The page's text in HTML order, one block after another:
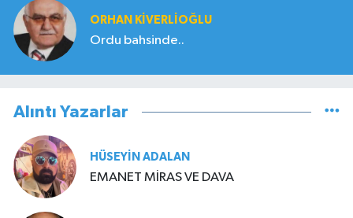
ORHAN KIVERLIOĞLU
Ordu bahsinde..
Alıntı Yazarlar
HÜSEYIN ADALAN
EMANET MİRAS VE DAVA